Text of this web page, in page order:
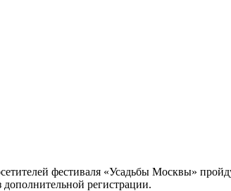
фестиваля «Усадьбы Москвы»
регистрации.